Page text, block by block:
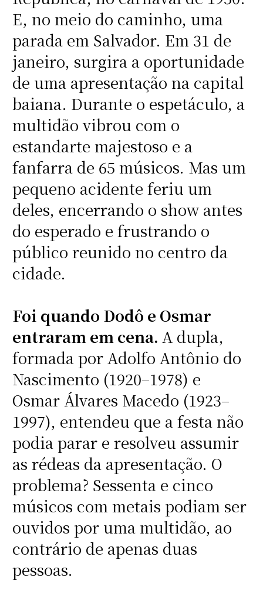
E, no meio do caminho, uma
parada em Salvador. Em 31 de
janeiro, surgira a oportunidade
de uma apresentação na capital
baiana. Durante o espetáculo, a
multidão vibrou com o
estandarte majestoso e a
fanfarra de 65 músicos. Mas um
pequeno acidente feriu um
deles, encerrando o show antes
do esperado e frustrando o
público reunido no centro da
cidade.
Foi quando Dodô e Osmar
entraram em cena. A dupla,
formada por Adolfo Antônio do
Nascimento (1920–1978) e
Osmar Álvares Macedo (1923–
1997), entendeu que a festa não
podia parar e resolveu assumir
as rédeas da apresentação. O
problema? Sessenta e cinco
músicos com metais podiam ser
ouvidos por uma multidão, ao
contrário de apenas duas
pessoas.